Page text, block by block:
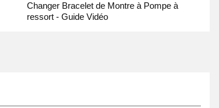
Changer Bracelet de Montre à Pompe à
ressort - Guide Vidéo